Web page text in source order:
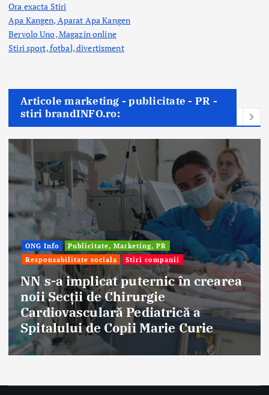
Ora exacta Stiri
Apa Kangen, Aparat Apa Kangen
Bervolo Uno, Magazin online
Stiri sport, fotbal,divertisment
Articole marketing - publicitate - PR -
stiri brandINFO.ro:
în crearea
a
Curie
Afaceri & Economie
Publicitate,
Stiri companii
Eternal Beauty,
aniversat 30 de ani
frumuseții